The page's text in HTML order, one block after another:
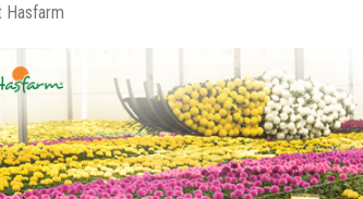
Hasfarm